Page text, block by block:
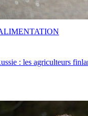
: les agriculteurs